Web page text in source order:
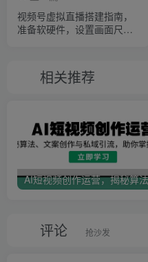
视频号虚拟直播搭建指南，
准备软硬件，设置画面尺
相关推荐
评论 抢沙发